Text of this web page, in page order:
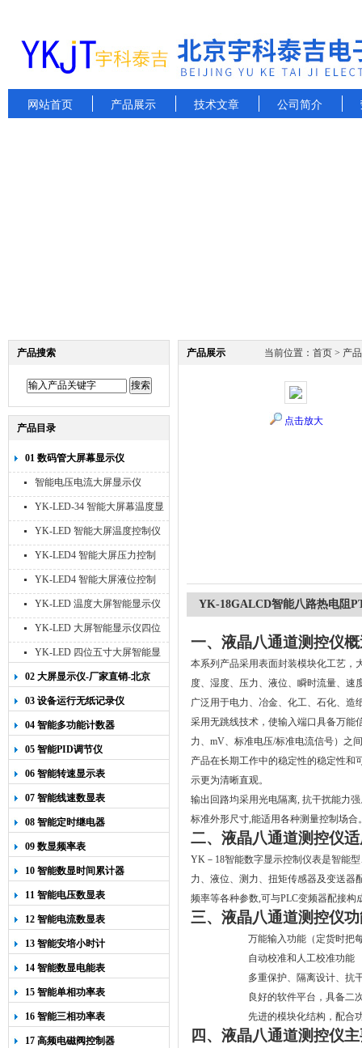
网站首页 产品展示 技术文章 公司简介
产品搜索
产品目录
01 数码管大屏幕显示仪
智能电压电流大屏显示仪
YK-LED-34 智能大屏幕温度显
示仪
YK-LED 智能大屏温度控制仪
YK-LED4 智能大屏压力控制
仪
YK-LED4 智能大屏液位控制
仪
YK-LED 温度大屏智能显示仪
四位十寸
YK-LED 大屏智能显示仪四位
八寸
YK-LED 四位五寸大屏智能显
示仪
02 大屏显示仪-厂家直销-北京
宇科泰吉
03 设备运行无纸记录仪
04 智能多功能计数器
05 智能PID调节仪
06 智能转速显示表
07 智能线速数显表
08 智能定时继电器
09 数显频率表
10 智能数显时间累计器
11 智能电压数显表
12 智能电流数显表
13 智能安培小时计
14 智能数显电能表
15 智能单相功率表
16 智能三相功率表
17 高频电磁阀控制器
产品展示 当前位置： 首页 > 产
点击放大
YK-18GALCD智能八路热电阻
一、液晶八通道测控仪
本系列产品采用表面封装模块化工艺，
度、湿度、压力、液位、瞬时流量、速
广泛用于电力、冶金、化工、石化、造
采用无跳线技术，使输入端口具备万能
力、mV、标准电压/标准电流信号）之
产品在长期工作中的稳定性的稳定性和
示更为清晰直观。
输出回路均采用光电隔离, 抗干扰能力
标准外形尺寸,能适用各种测量控制场
二、液晶八通道测控仪
YK－18智能数字显示控制仪表是智能
力、液位、测力、扭矩传感器及变送器
频率等各种参数,可与PLC变频器配接
三、液晶八通道测控仪
万能输入功能（定货时把
自动校准和人工校准功能
多重保护、隔离设计、抗
良好的软件平台，具备二
先进的模块化结构，配合
四、液晶八通道测控仪